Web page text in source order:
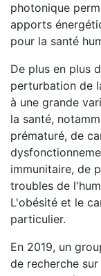
photonique
apports
pour la santé
De plus en plus
perturbation de
à une grande
la santé,
prématuré, de
immunitaire, de
troubles de
L'obésité et le
particulier.
En 2019, un
de recherche